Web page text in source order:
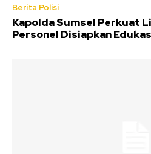
Berita Polisi
Kapolda Sumsel Perkuat
Personel Disiapkan